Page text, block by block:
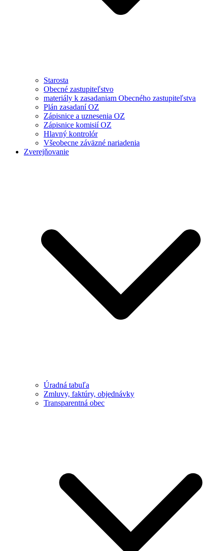
Starosta
Obecné zastupiteľstvo
materiály k zasadaniam Obecného zastupiteľstva
Plán zasadaní OZ
Zápisnice a uznesenia OZ
Zápisnice komisií OZ
Hlavný kontrolór
Všeobecne záväzné nariadenia
Zverejňovanie
Úradná tabuľa
Zmluvy, faktúry, objednávky
Transparentná obec